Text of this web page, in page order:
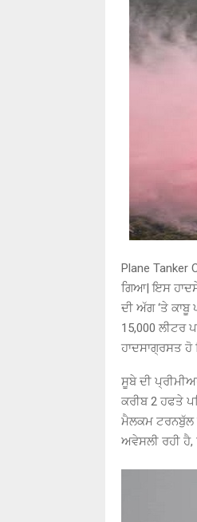
Plane
ਗਿਆ| ਇਸ
ਦੀ ਅੱਗ ‘ਤੇ
15,000 ਲੀਟਰ
ਹਾਦਸਾਗ੍ਰਸਤ ਹੋ
ਸੂਬੇ ਦੀ
ਕਰੀਬ 2 ਹਫਤੇ
ਮੈਲਕਮ ਟਰਨਬੁੱਲ
ਅਵੇਸਲੀ ਰਹੀ ਹੈ,